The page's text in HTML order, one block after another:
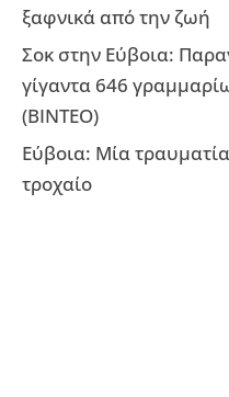
ξαφνικά από την ζωή
Σοκ στην Εύβοια:
γίγαντα 646
(ΒΙΝΤΕΟ)
Εύβοια: Μία
τροχαίο